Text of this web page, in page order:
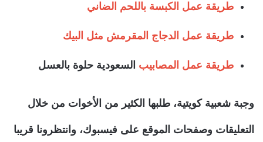
طريقة عمل الكبسة باللحم الضاني
طريقة عمل الدجاج المقرمش مثل البيك
طريقة عمل المصابيب السعودية حلوة بالعسل
وجبة شعبية كويتية، طلبها الكثير من الأخوات من خلال
التعليقات وصفحات الموقع على فيسبوك، وانتظرونا قريبا